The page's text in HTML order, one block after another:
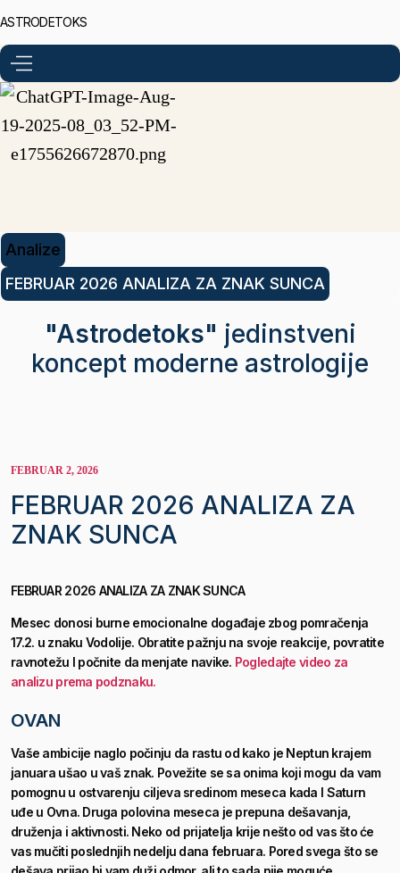
ASTRODETOKS
Analize
FEBRUAR 2026 ANALIZA ZA ZNAK SUNCA
"Astrodetoks" jedinstveni
koncept moderne astrologije
FEBRUAR 2, 2026
FEBRUAR 2026 ANALIZA ZA
ZNAK SUNCA
FEBRUAR 2026 ANALIZA ZA ZNAK SUNCA
Mesec donosi burne emocionalne događaje zbog pomračenja
17.2. u znaku Vodolije. Obratite pažnju na svoje reakcije, povratite
ravnotežu I počnite da menjate navike. Pogledajte video za
analizu prema podznaku.
OVAN
Vaše ambicije naglo počinju da rastu od kako je Neptun krajem
januara ušao u vaš znak. Povežite se sa onima koji mogu da vam
pomognu u ostvarenju ciljeva sredinom meseca kada I Saturn
uđe u Ovna. Druga polovina meseca je prepuna dešavanja,
druženja i aktivnosti. Neko od prijatelja krije nešto od vas što će
vas mučiti poslednjih nedelju dana februara. Pored svega što se